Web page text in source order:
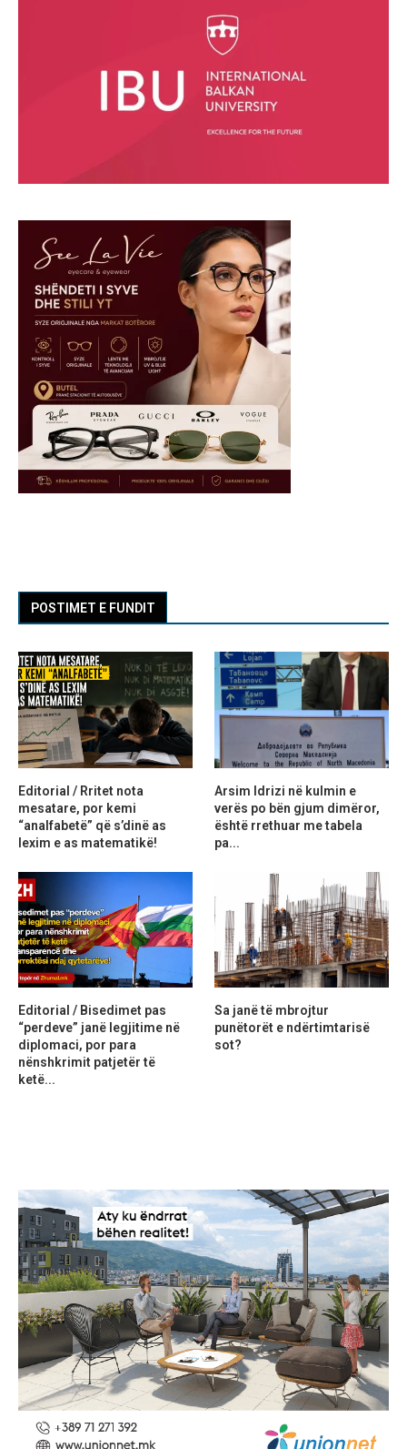
POSTIMET E FUNDIT
Editorial / Rritet nota
mesatare, por kemi
“analfabetë” që s’dinë as
lexim e as matematikë!
Arsim Idrizi në kulmin e
verës po bën gjum dimëror,
është rrethuar me tabela
pa...
Editorial / Bisedimet pas
“perdeve” janë legjitime në
diplomaci, por para
nënshkrimit patjetër të
ketë...
Sa janë të mbrojtur
punëtorët e ndërtimtarisë
sot?